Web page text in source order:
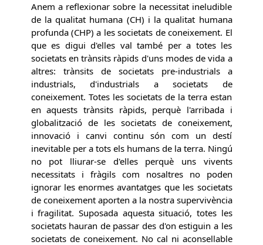
Anem a reflexionar sobre la necessitat ineludible
de la qualitat humana (CH) i la qualitat humana
profunda (CHP) a les societats de coneixement. El
que es digui d'elles val també per a totes les
societats en trànsits ràpids d'uns modes de vida a
altres: trànsits de societats pre-industrials a
industrials, d'industrials a societats de
coneixement. Totes les societats de la terra estan
en aquests trànsits ràpids, perquè l'arribada i
globalització de les societats de coneixement,
innovació i canvi continu són com un destí
inevitable per a tots els humans de la terra. Ningú
no pot lliurar-se d'elles perquè uns vivents
necessitats i fràgils com nosaltres no poden
ignorar les enormes avantatges que les societats
de coneixement aporten a la nostra supervivència
i fragilitat. Suposada aquesta situació, totes les
societats hauran de passar des d'on estiguin a les
societats de coneixement. No cal ni aconsellable